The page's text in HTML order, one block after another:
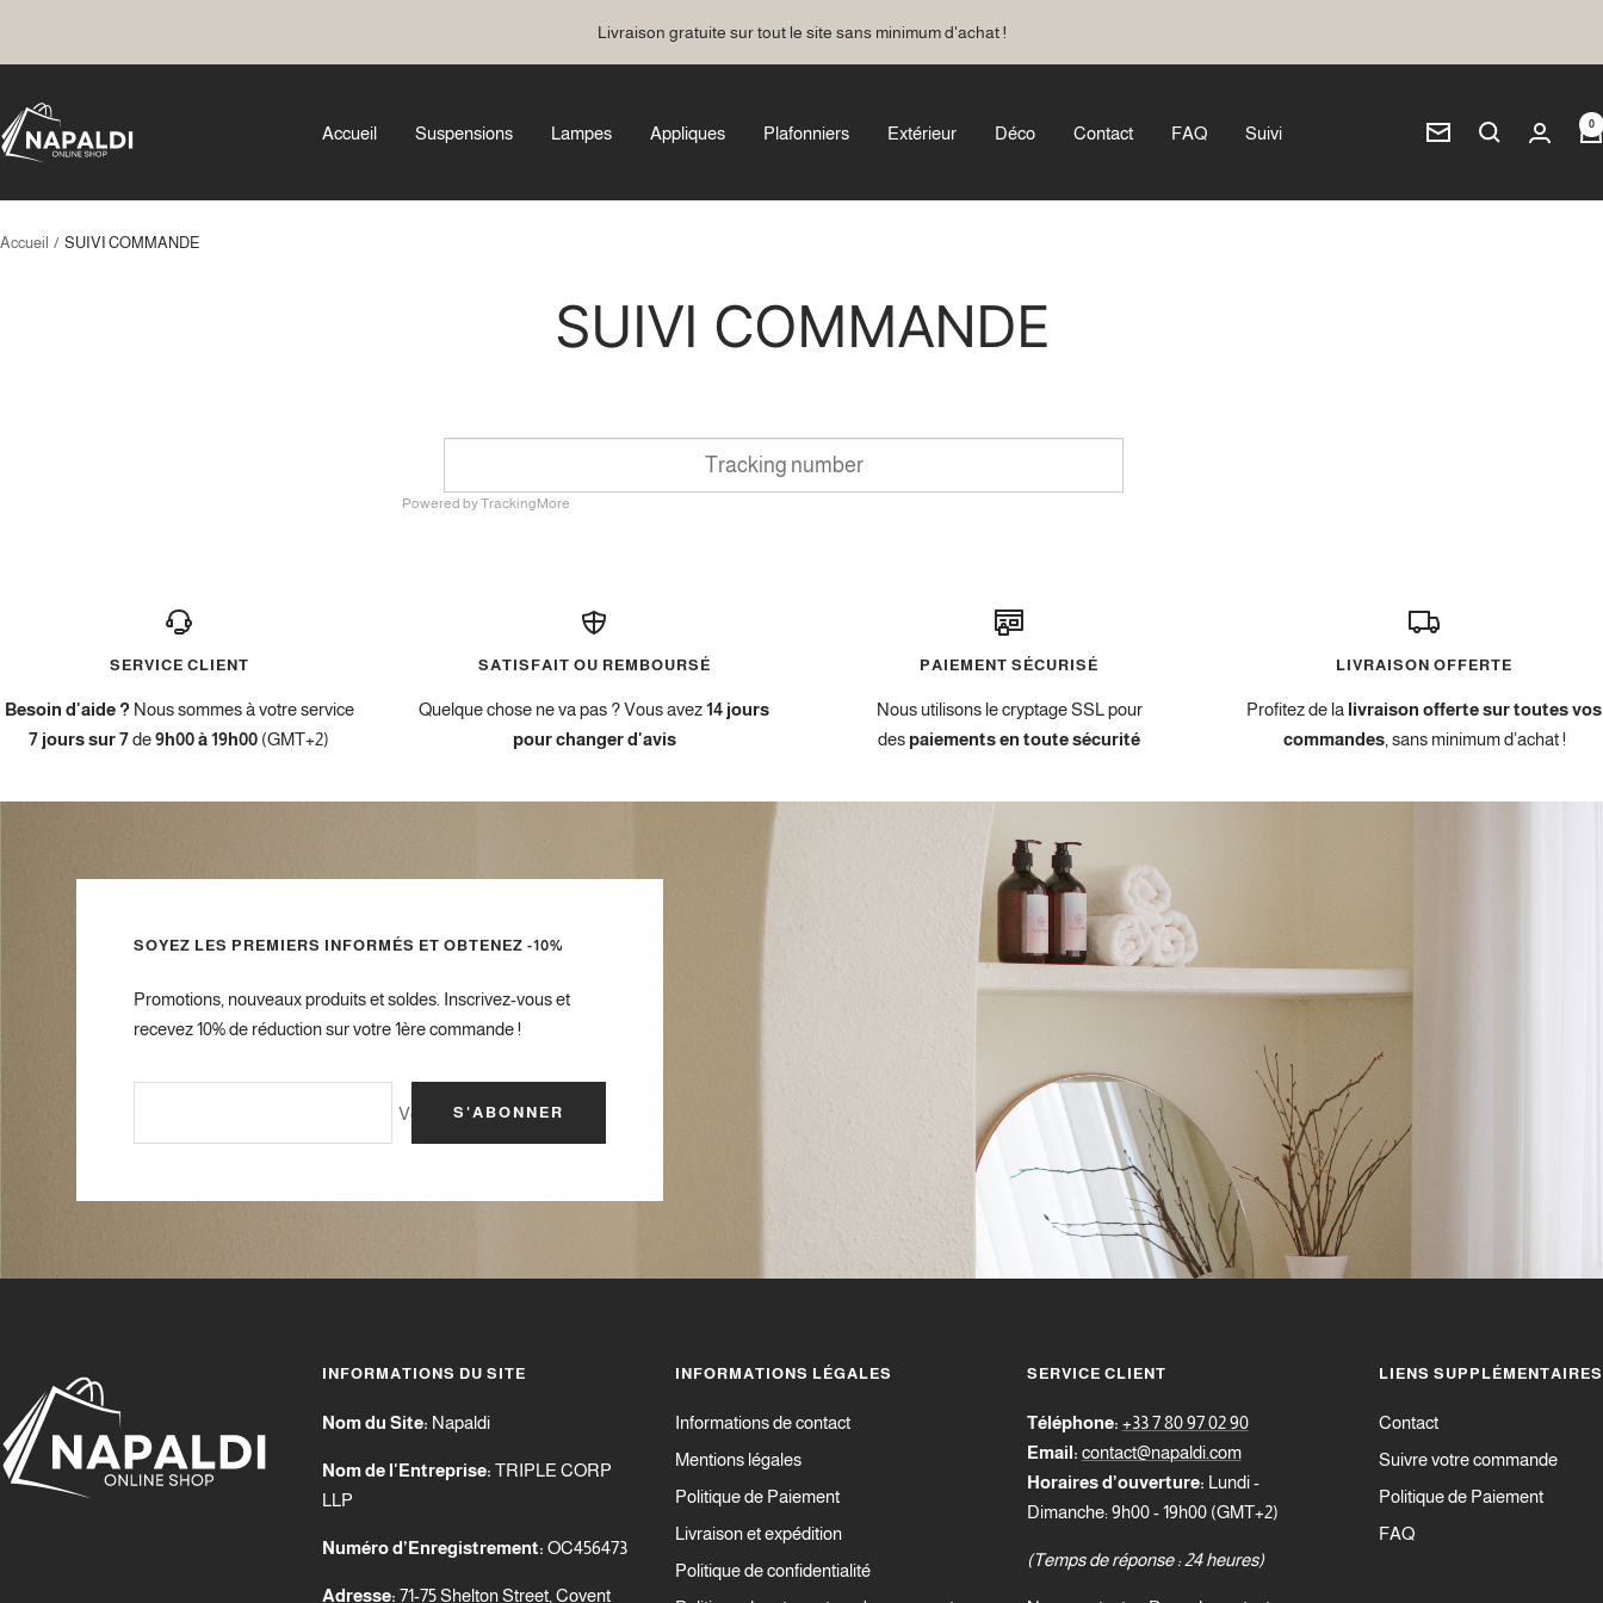
Livraison gratuite sur tout le site sans minimum d'achat !
Accueil Suspensions Lampes Appliques Plafonniers Extérieur Déco Contact FAQ Suivi
NAPALDI
Newsletter
0
Accueil SUIVI COMMANDE
SUIVI COMMANDE
Powered by TrackingMore
SERVICE CLIENT
Besoin d'aide ? Nous sommes à votre service
7 jours sur 7de9h00 à 19h00 (GMT+2)
SATISFAIT OU REMBOURSÉ
Quelque chose ne va pas ? Vous avez14 jours
pour changer d'avis
PAIEMENT SÉCURISÉ
Nous utilisons le cryptage SSL pour
des paiements en toute sécurité
LIVRAISON OFFERTE
Profitez de la livraison offerte sur toutes vos
commandes, sans minimum d’achat !
SOYEZ LES PREMIERS INFORMÉS ET OBTENEZ -10%
Promotions, nouveaux produits et soldes. Inscrivez-vous et
recevez 10% de réduction sur votre 1ère commande !
Votre e-mailS'ABONNER
INFORMATIONS DU SITE
Nom du Site: Napaldi
Nom de l'Entreprise: TRIPLE CORP
LLP
Numéro d’Enregistrement: OC456473
Adresse: 71-75 Shelton Street, Covent
INFORMATIONS LÉGALES
Informations de contact
Mentions légales
Politique de Paiement
Livraison et expédition
Politique de confidentialité
SERVICE CLIENT
Téléphone: +33 7 80 97 02 90
Email: contact@napaldi.com
Horaires d’ouverture: Lundi -
Dimanche: 9h00 - 19h00 (GMT+2)
(Temps de réponse : 24 heures)
LIENS SUPPLÉMENTAIRES
Contact
Suivre votre commande
Politique de Paiement
FAQ